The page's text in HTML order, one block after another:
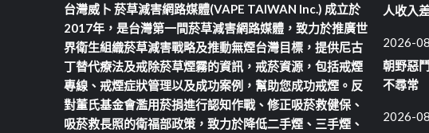
台灣威卜 菸草減害網路媒體(VAPE TAIWAN Inc.) 成立於
2017年，是台灣第一間菸草減害網路媒體，致力於推廣世
界衛生組織菸草減害戰略及推動無煙台灣目標，提供尼古
丁替代療法及戒除菸草煙霧的資訊，戒菸資源，包括戒煙
專線、戒煙症狀管理以及成功案例，幫助您成功戒煙。反
對董氏基金會濫用菸捐進行認知作戰、修正吸菸救健保、
吸菸救長照的衛福部政策，致力於降低二手煙、三手煙、
人收入
2026-
朝野惡
不尋常
2026-